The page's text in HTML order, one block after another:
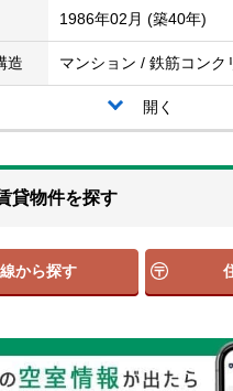
1986年02月 (築40年)
造 マンション / 鉄筋コンク
開く
貸物件を探す
から探す